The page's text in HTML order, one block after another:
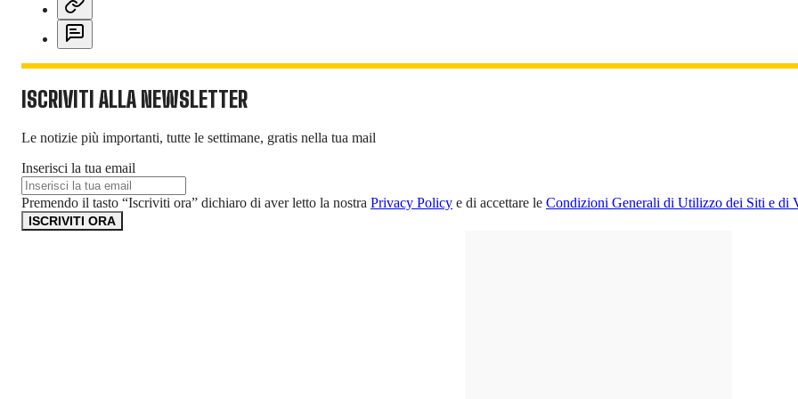
ISCRIVITI ALLA NEWSLETTER
Le notizie più importanti, tutte le settimane, gratis nella tua mail
Inserisci la tua email
Premendo il tasto “Iscriviti ora” dichiaro di aver letto la nostra Privacy Policy e di accettare le Condizioni Generali di Utilizzo dei Siti e di
ISCRIVITI ORA